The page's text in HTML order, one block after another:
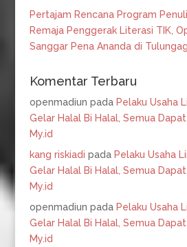
Pertajam Rencana Program
Remaja Penggerak Literasi TIK,
Sanggar Pena Ananda di
Komentar Terbaru
openmadiun pada Pelaku Usaha
Gelar Halal Bi Halal, Semua
My.id
kang riskiadi pada Pelaku Usaha
Gelar Halal Bi Halal, Semua
My.id
openmadiun pada Pelaku Usaha
Gelar Halal Bi Halal, Semua
My.id